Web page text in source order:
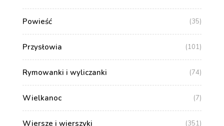
Powieść (35)
Przysłowia (101)
Rymowanki i wyliczanki (74)
Wielkanoc (7)
Wiersze i wierszyki (351)